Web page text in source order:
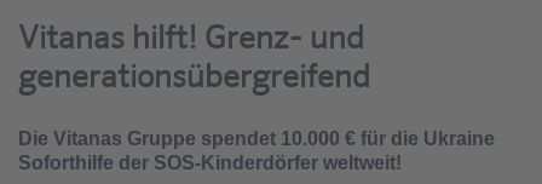
Vitanas hilft! Grenz- und
generationsübergreifend
Die Vitanas Gruppe spendet 10.000 € für die Ukraine
Soforthilfe der SOS-Kinderdörfer weltweit!